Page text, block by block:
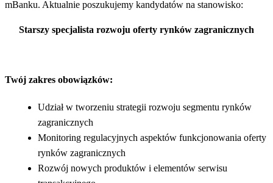
mBanku. Aktualnie poszukujemy kandydatów na stanowisko:
Starszy specjalista rozwoju oferty rynków zagranicznych
Twój zakres obowiązków:
Udział w tworzeniu strategii rozwoju segmentu rynków
zagranicznych
Monitoring regulacyjnych aspektów funkcjonowania oferty
rynków zagranicznych
Rozwój nowych produktów i elementów serwisu